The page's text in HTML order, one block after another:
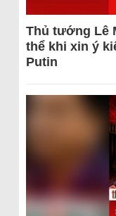
Thủ tướng Lê
thể khi xin ý
Putin